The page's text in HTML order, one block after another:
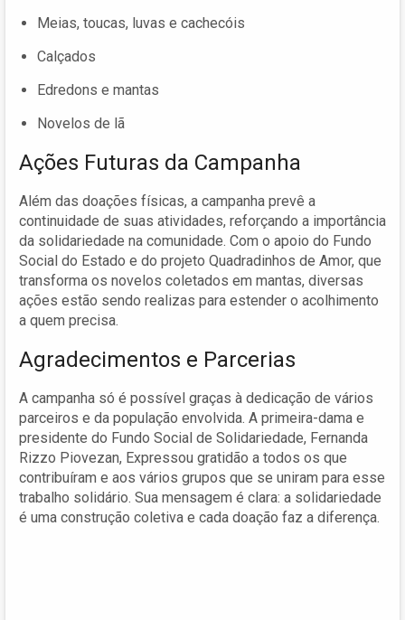
Meias, toucas, luvas e cachecóis
Calçados
Edredons e mantas
Novelos de lã
Ações Futuras da Campanha
Além das doações físicas, a campanha prevê a
continuidade de suas atividades, reforçando a importância
da solidariedade na comunidade. Com o apoio do Fundo
Social do Estado e do projeto Quadradinhos de Amor, que
transforma os novelos coletados em mantas, diversas
ações estão sendo realizas para estender o acolhimento
a quem precisa.
Agradecimentos e Parcerias
A campanha só é possível graças à dedicação de vários
parceiros e da população envolvida. A primeira-dama e
presidente do Fundo Social de Solidariedade, Fernanda
Rizzo Piovezan, Expressou gratidão a todos os que
contribuíram e aos vários grupos que se uniram para esse
trabalho solidário. Sua mensagem é clara: a solidariedade
é uma construção coletiva e cada doação faz a diferença.